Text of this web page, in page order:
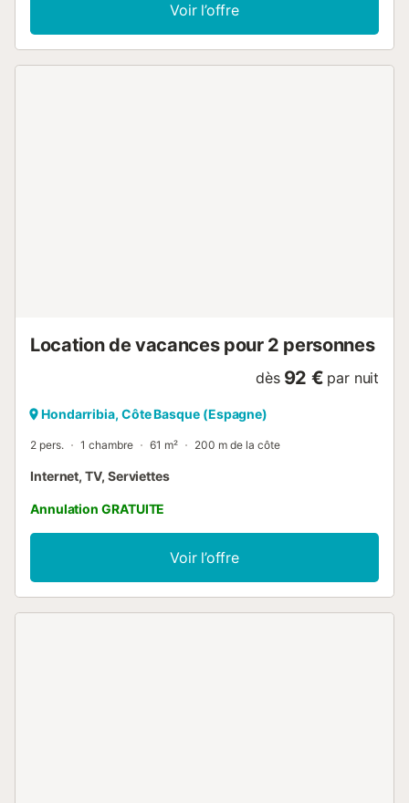
Voir l’offre
Location de vacances pour 2 personnes
dès 92 € par nuit
Hondarribia, Côte Basque (Espagne)
2 pers. 1 chambre 61 m² 200 m de la côte
Internet, TV, Serviettes
Annulation GRATUITE
Voir l’offre